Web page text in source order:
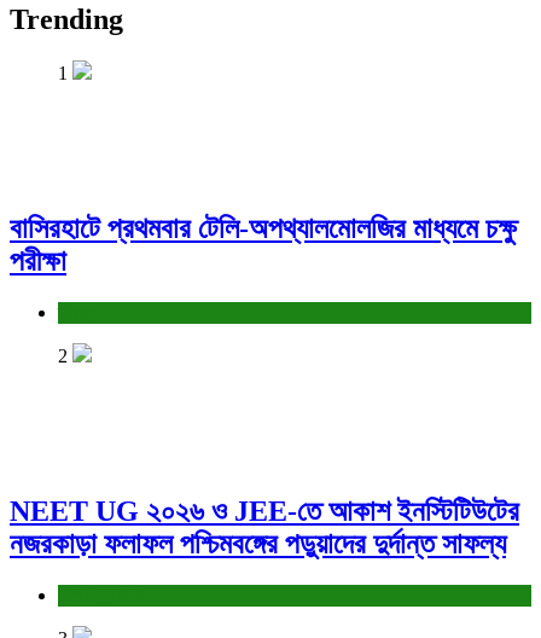
Trending
1
বাসিরহাটে প্রথমবার টেলি-অপথ্যালমোলজির মাধ্যমে চক্ষু
পরীক্ষা
2
NEET UG ২০২৬ ও JEE-তে আকাশ ইনস্টিটিউটের
নজরকাড়া ফলাফল পশ্চিমবঙ্গের পড়ুয়াদের দুর্দান্ত সাফল্য